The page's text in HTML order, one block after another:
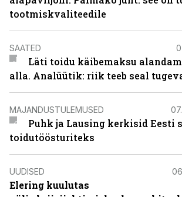
tootmiskvaliteedile
SAATED
Läti toidu käibemaksu
alla. Analüütik: riik teeb seal
MAJANDUSTULEMUSED
Puhk ja Lausing kerkisid Eesti
toidutöösturiteks
UUDISED
Elering kuulutas